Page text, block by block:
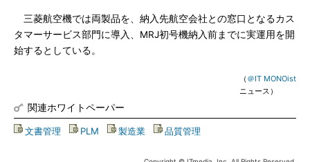
三菱航空機では両製品を、納入先航空会社との窓口となるカス
タマーサービス部門に導入、MRJ初号機納入前までに実運用を開
始するとしている。
（＠IT MONOist
ニュース）
関連ホワイトペーパー
文書管理 PLM 製造業 品質管理